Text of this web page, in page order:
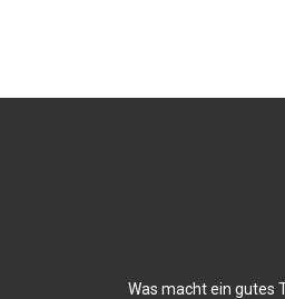
Was macht ein gutes